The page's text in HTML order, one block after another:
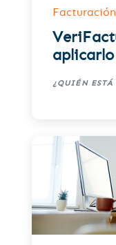
Facturación
¿QUIÉN ESTÁ